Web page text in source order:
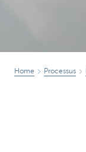
Home Processus